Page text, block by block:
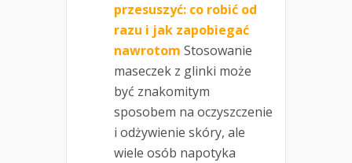
przesuszyć: co robić od
razu i jak zapobiegać
nawrotom Stosowanie
maseczek z glinki może
być znakomitym
sposobem na oczyszczenie
i odżywienie skóry, ale
wiele osób napotyka